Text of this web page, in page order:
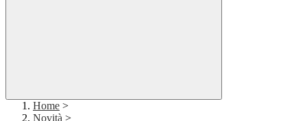
Home >
Novità >